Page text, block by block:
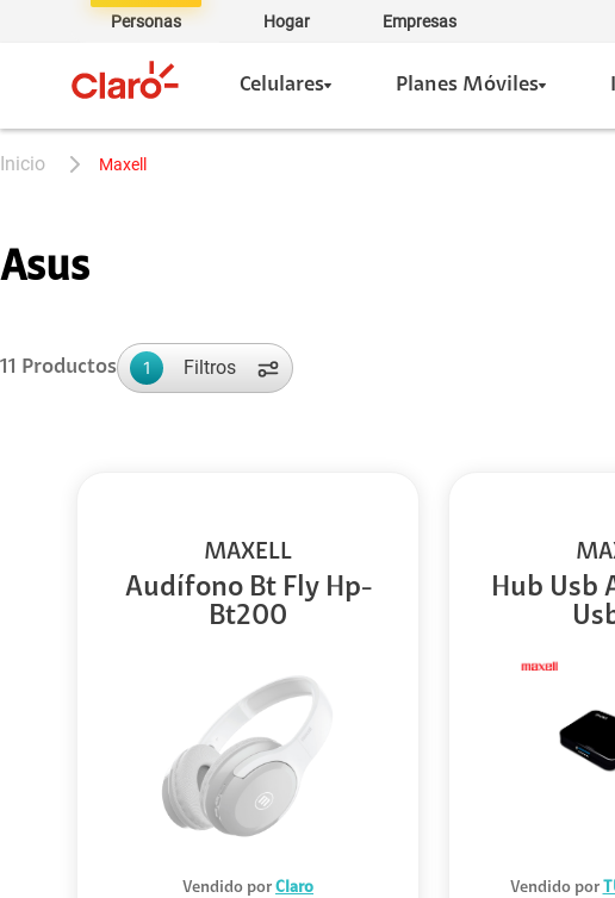
Personas Hogar Empresas
Celulares Planes Móviles
maxell
Asus
11 Productos 1 Filtros
MAXELL
Audífono Bt Fly Hp-
Bt200
Vendido por Claro
Hub Usb
Vendido por